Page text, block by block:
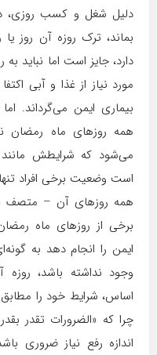
دلیل شغل و کسب روزی، در
بماند، ترک روزه آن روز
دارد، جایز است اما نباید
مورد نیاز از غذا و آبی
بیماری ایمن می‌گرداند.
همه روزهای ماه رمضان
می‌شود که شرایطش
است وضعیت برخی افراد
همه روزهای آن – متصف
برخی از روزهای ماه
ایمن را انجام دهد به
وجود نداشته باشد،
اساس، شرایط خود را
چرا که «الضرورات تقدر
اندازه رفع نیاز ضروری